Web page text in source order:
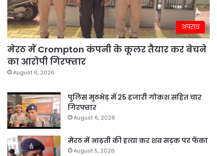
अपराध
मेरठ में Crompton कंपनी के कूलर तैयार कर बेचने
का आरोपी गिरफ्तार
August 6, 2026
पुलिस मुठभेड़ में 25 हजारी गोकश सहित चार
गिरफ्तार
August 6, 2026
मेरठ में आढ़ती की हत्या कर शव सड़क पर फेंका
August 5, 2026